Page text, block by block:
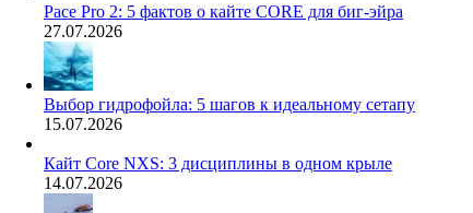
Pace Pro 2: 5 фактов о кайте CORE для биг-эйра
27.07.2026
Выбор гидрофойла: 5 шагов к идеальному сетапу
15.07.2026
Кайт Core NXS: 3 дисциплины в одном крыле
14.07.2026